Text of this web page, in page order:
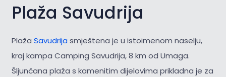
Plaža Savudrija
Plaža Savudrija smještena je u istoimenom naselju,
kraj kampa Camping Savudrija, 8 km od Umaga.
Šljunčana plaža s kamenitim dijelovima prikladna je za